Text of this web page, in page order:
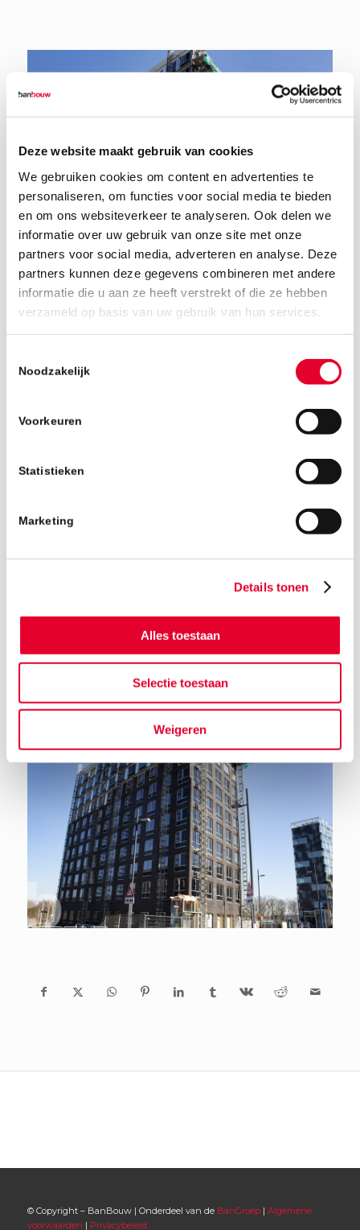
Deze website maakt gebruik van cookies
We gebruiken cookies om content en advertenties te
personaliseren, om functies voor social media te bieden
en om ons websiteverkeer te analyseren. Ook delen we
informatie over uw gebruik van onze site met onze
partners voor social media, adverteren en analyse. Deze
partners kunnen deze gegevens combineren met andere
informatie die u aan ze heeft verstrekt of die ze hebben
verzameld op basis van uw gebruik van hun services.
Noodzakelijk
Voorkeuren
Statistieken
Marketing
Details tonen
Alles toestaan
Selectie toestaan
Weigeren
25 maart 2019
Terug naar het nieuwsoverzicht
© Copyright – BanBouw | Onderdeel van de BanGroep| Algemene
voorwaarden | Privacybeleid